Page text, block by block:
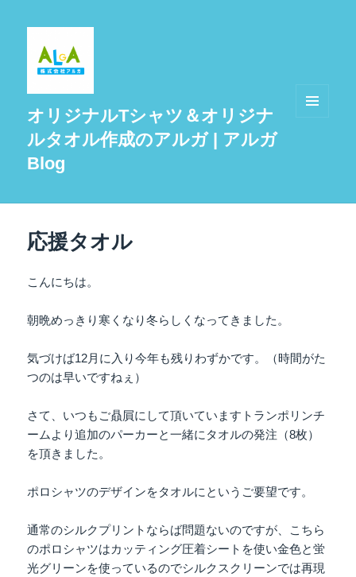
オリジナルTシャツ＆オリジナ
ルタオル作成のアルガ | アルガ
Blog
応援タオル
こんにちは。
朝晩めっきり寒くなり冬らしくなってきました。
気づけば12月に入り今年も残りわずかです。（時間がた
つのは早いですねぇ）
さて、いつもご贔屓にして頂いていますトランポリンチ
ームより追加のパーカーと一緒にタオルの発注（8枚）
を頂きました。
ポロシャツのデザインをタオルにというご要望です。
通常のシルクプリントならば問題ないのですが、こちら
のポロシャツはカッティング圧着シートを使い金色と蛍
光グリーンを使っているのでシルクスクリーンでは再現